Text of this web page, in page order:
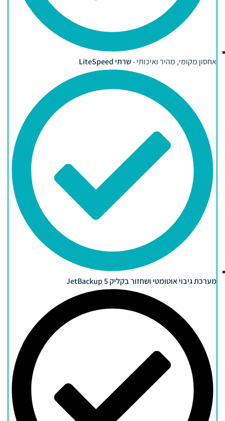
אחסון מקומי, מהיר ואיכותי -שרתי LiteSpeed
מערכת גיבוי אוטומטי ושחזור בקליק JetBackup 5